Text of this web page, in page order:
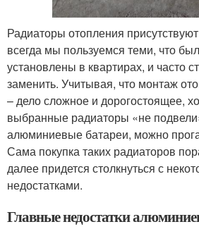
Радиаторы отопления
всегда мы пользуемся теми, что
установлены в квартирах, и часто
заменить. Учитывая, что монтаж
– дело сложное и дорогостоящее,
выбранные радиаторы «не
алюминиевые батареи, можно
Сама покупка таких радиаторов
далее придется столкнуться с
недостатками.
Главные недостатки